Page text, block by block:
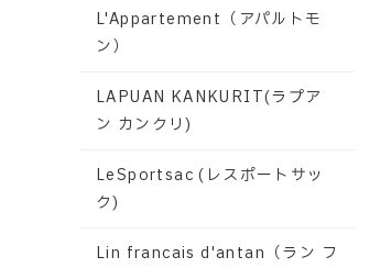
L'Appartement（アパルトモ
ン）
LAPUAN KANKURIT(ラプア
ン カンクリ)
LeSportsac (レスポートサッ
ク)
Lin francais d'antan（ラン フ